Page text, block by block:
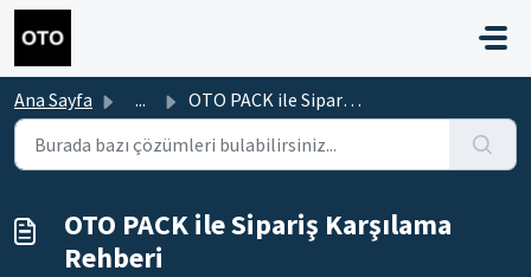
Ana içeriğe geç
Ana Sayfa ... OTO PACK ile Sipariş Karşılama Rehberi
OTO PACK ile Sipariş Karşılama
Rehberi